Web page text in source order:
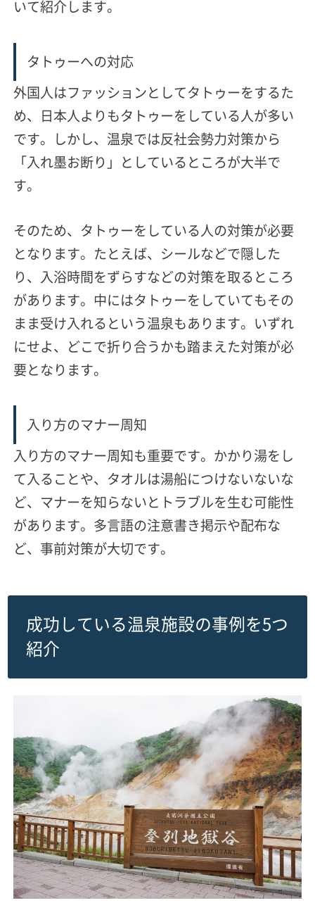
いて紹介します。
タトゥーへの対応
外国人はファッションとしてタトゥーをするた
め、日本人よりもタトゥーをしている人が多い
です。しかし、温泉では反社会勢力対策から
「入れ墨お断り」としているところが大半で
す。
そのため、 タトゥーをしている人の対策が必要
となります。たとえば、シールなどで隠した
り、入浴時間をずらすなどの対策を取るところ
があります。中にはタトゥーをしていてもその
まま受け入れるという温泉もあります。 いずれ
にせよ、どこで折り合うかも踏まえた対策が必
要となります。
入り方のマナー周知
入り方のマナー周知も重要です。かかり湯をし
て入ることや、タオルは湯船につけないないな
ど、マナーを知らないとトラブルを生む可能性
があります。 多言語の注意書き掲示や配布な
ど、事前対策が大切です。
成功している温泉施設の事例を5つ
紹介